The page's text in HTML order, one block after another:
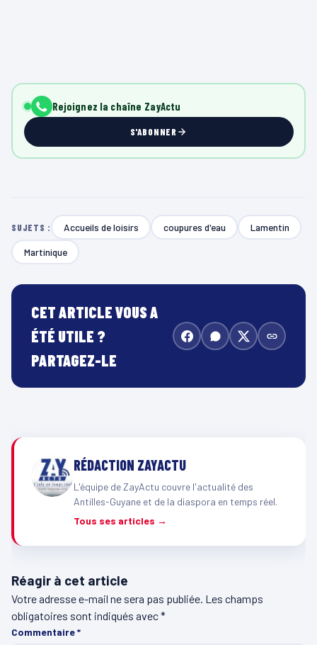
Rejoignez la chaîne ZayActu
S'ABONNER
SUJETS : Accueils de loisirs coupures d'eau Lamentin
Martinique
CET ARTICLE VOUS A
ÉTÉ UTILE ?
PARTAGEZ-LE
RÉDACTION ZAYACTU
L'équipe de ZayActu couvre l'actualité des
Antilles-Guyane et de la diaspora en temps réel.
Tous ses articles →
Réagir à cet article
Votre adresse e-mail ne sera pas publiée. Les champs
obligatoires sont indiqués avec*
Commentaire*